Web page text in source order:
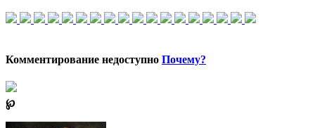
Комментирование недоступно Почему?
℘